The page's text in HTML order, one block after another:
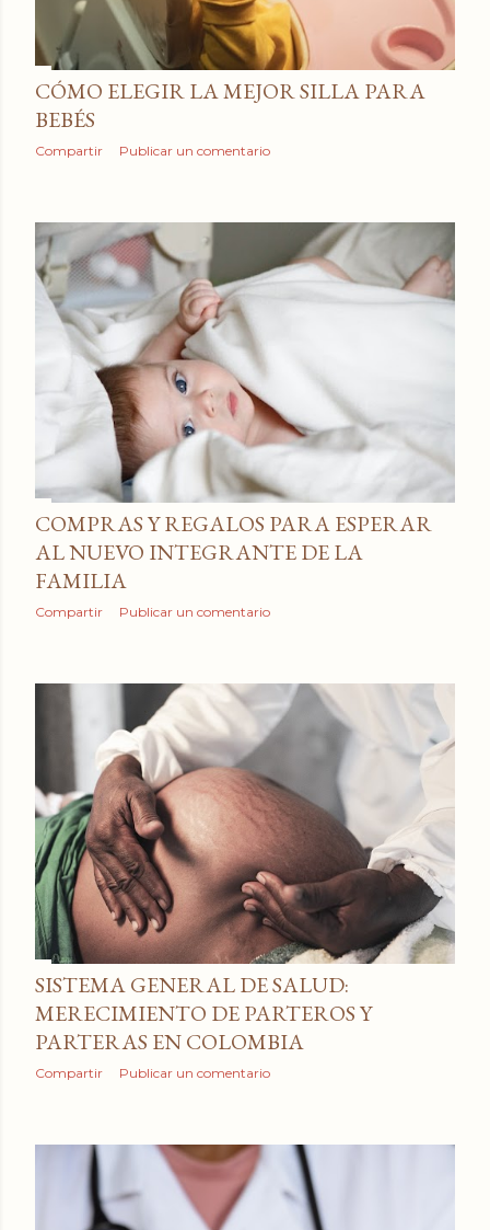
d
a
s
CÓMO ELEGIR LA MEJOR SILLA PARA
BEBÉS
Compartir Publicar un comentario
COMPRAS Y REGALOS PARA ESPERAR
AL NUEVO INTEGRANTE DE LA
FAMILIA
Compartir Publicar un comentario
SISTEMA GENERAL DE SALUD:
MERECIMIENTO DE PARTEROS Y
PARTERAS EN COLOMBIA
Compartir Publicar un comentario